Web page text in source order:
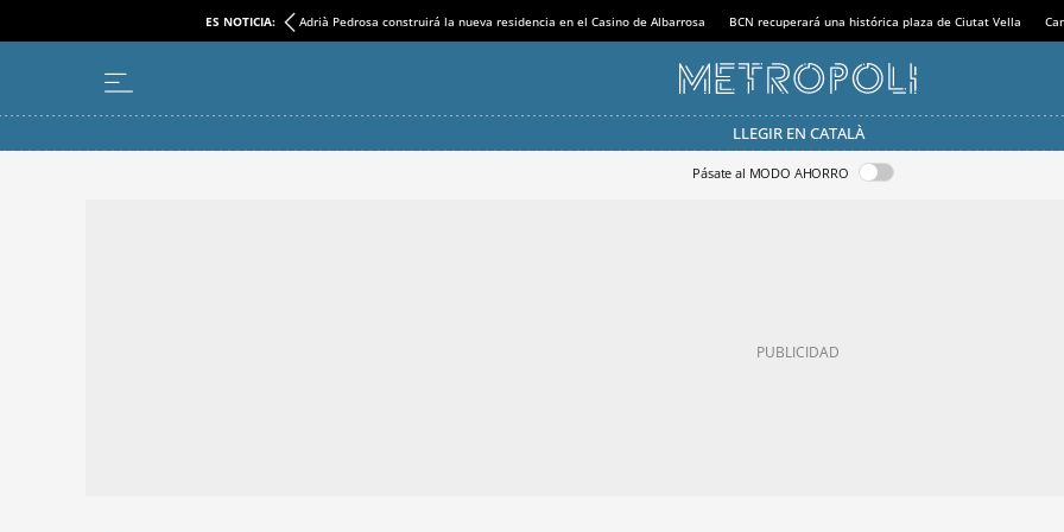
ES NOTICIA: Adrià Pedrosa construirá la nueva residencia en el Casino de Albarrosa BCN recuperará una histórica plaza de Ciutat Vella
LLEGIR EN CATALÀ
Pásate al MODO AHORRO